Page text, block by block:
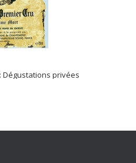
Dégustations privées